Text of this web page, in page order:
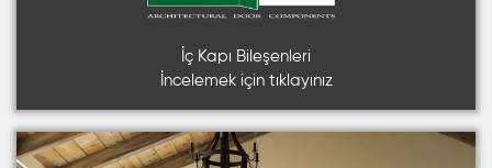
İç Kapı Bileşenleri
İncelemek için tıklayınız